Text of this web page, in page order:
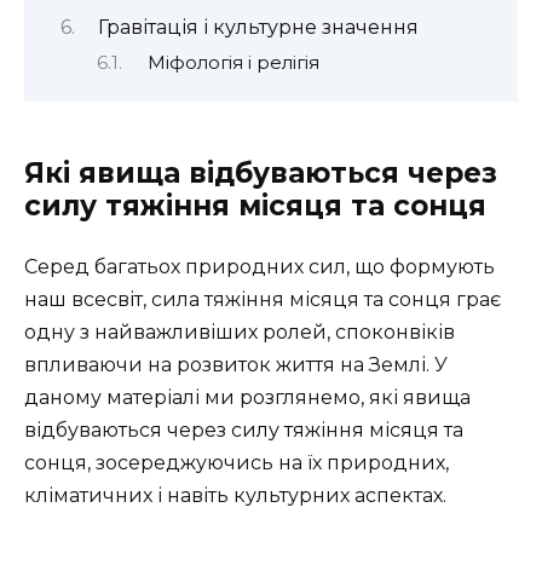
Гравітація і культурне значення
Міфологія і релігія
Які явища відбуваються через
силу тяжіння місяця та сонця
Серед багатьох природних сил, що формують
наш всесвіт, сила тяжіння місяця та сонця грає
одну з найважливіших ролей, споконвіків
впливаючи на розвиток життя на Землі. У
даному матеріалі ми розглянемо, які явища
відбуваються через силу тяжіння місяця та
сонця, зосереджуючись на їх природних,
кліматичних і навіть культурних аспектах.